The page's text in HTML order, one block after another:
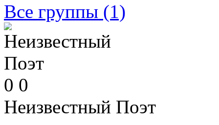
Все группы (1)
0 0
Неизвестный Поэт